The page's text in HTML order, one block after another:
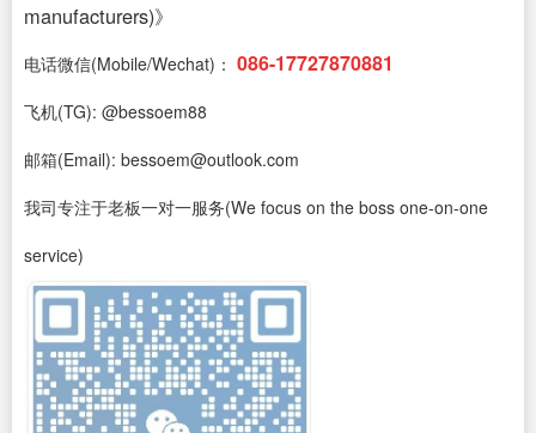
manufacturers)》
电话微信(Mobile/Wechat)： 086-17727870881
飞机(TG): @bessoem88
邮箱(Email): bessoem@outlook.com
我司专注于老板一对一服务(We focus on the boss one-on-one
service)